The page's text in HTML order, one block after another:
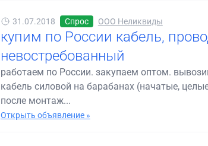
31.07.2018 Спрос ООО Неликвиды
купим по России кабель,
невостребованный
работаем по России. закупаем оптом.
кабель силовой на барабанах (начатые,
после монтаж...
Открыть объявление »